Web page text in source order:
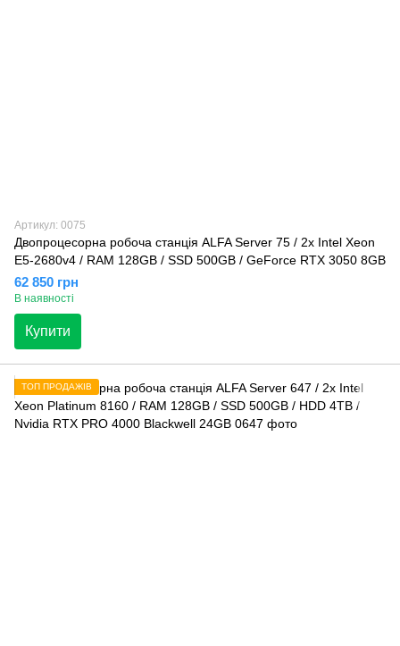
Артикул: 0075
Двопроцесорна робоча станція ALFA Server 75 / 2x Intel Xeon
E5-2680v4 / RAM 128GB / SSD 500GB / GeForce RTX 3050 8GB
62 850 грн
В наявності
Купити
ТОП ПРОДАЖІВ